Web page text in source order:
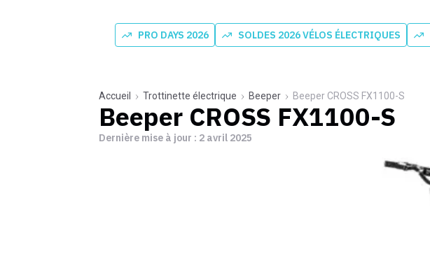
PRO DAYS 2026 SOLDES 2026 VÉLOS ÉLECTRIQUES
Accueil Trottinette électrique Beeper Beeper CROSS FX1100-S
Beeper CROSS FX1100-S
Dernière mise à jour : 2 avril 2025